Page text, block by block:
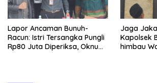
Lapor Ancaman Bunuh-
Racun: Istri Tersangka Pungli
Rp80 Juta Diperiksa, Oknum
Jaga
Kapolsek
himbau